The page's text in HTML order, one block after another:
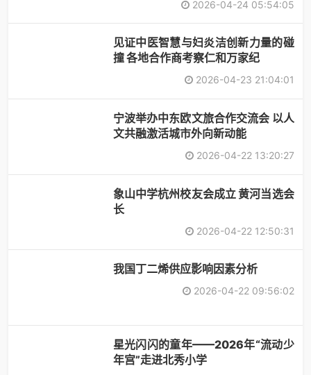
2026-04-24 05:54:05
见证中医智慧与妇炎洁创新力量的碰
撞 各地合作商考察仁和万家纪
2026-04-23 21:04:01
宁波举办中东欧文旅合作交流会 以人
文共融激活城市外向新动能
2026-04-22 13:20:27
象山中学杭州校友会成立 黄河当选会
长
2026-04-22 12:50:31
​我国丁二烯供应影响因素分析
2026-04-22 09:56:02
星光闪闪的童年——2026年“流动少
年宫”走进北秀小学